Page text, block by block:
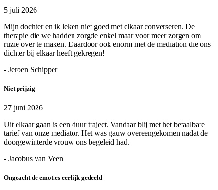
5 juli 2026
Mijn dochter en ik leken niet goed met elkaar converseren. De
therapie die we hadden zorgde enkel maar voor meer zorgen om
ruzie over te maken. Daardoor ook enorm met de mediation die ons
dichter bij elkaar heeft gekregen!
- Jeroen Schipper
Niet prijzig
27 juni 2026
Uit elkaar gaan is een duur traject. Vandaar blij met het betaalbare
tarief van onze mediator. Het was gauw overeengekomen nadat de
doorgewinterde vrouw ons begeleid had.
- Jacobus van Veen
Ongeacht de emoties eerlijk gedeeld